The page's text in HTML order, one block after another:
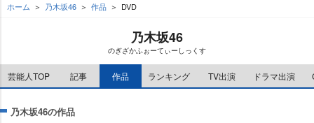
ホーム 乃木坂46 作品 DVD
乃木坂46
のぎざかふぉーてぃーしっくす
芸能人TOP 記事 作品 ランキング TV出演 ドラマ出演
乃木坂46の作品